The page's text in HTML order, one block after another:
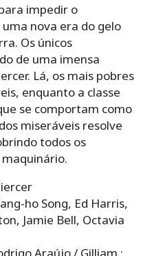
impedir o
nova era do gelo
Os únicos
de uma imensa
Lá, os mais pobres
enquanto a classe
se comportam como
miseráveis resolve
todos os
ho Song, Ed Harris,
Jamie Bell, Octavia
Araújo / Gilliam :